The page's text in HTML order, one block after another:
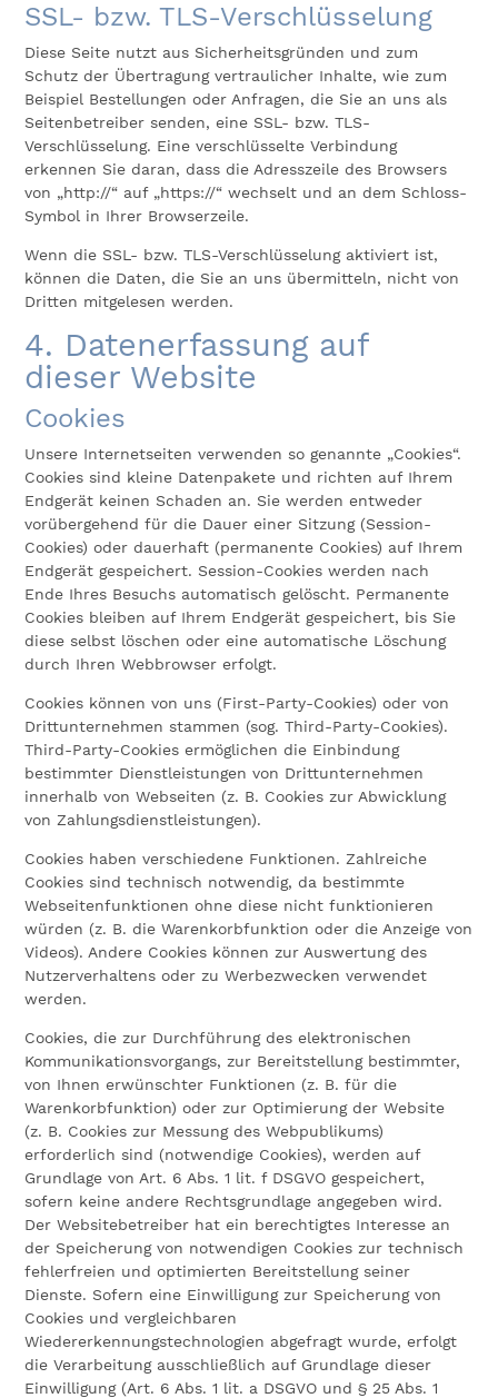
SSL- bzw. TLS-Verschlüsselung
Diese Seite nutzt aus Sicherheitsgründen und zum
Schutz der Übertragung vertraulicher Inhalte, wie zum
Beispiel Bestellungen oder Anfragen, die Sie an uns als
Seitenbetreiber senden, eine SSL- bzw. TLS-
Verschlüsselung. Eine verschlüsselte Verbindung
erkennen Sie daran, dass die Adresszeile des Browsers
von „http://“ auf „https://“ wechselt und an dem Schloss-
Symbol in Ihrer Browserzeile.
Wenn die SSL- bzw. TLS-Verschlüsselung aktiviert ist,
können die Daten, die Sie an uns übermitteln, nicht von
Dritten mitgelesen werden.
4. Datenerfassung auf
dieser Website
Cookies
Unsere Internetseiten verwenden so genannte „Cookies“.
Cookies sind kleine Datenpakete und richten auf Ihrem
Endgerät keinen Schaden an. Sie werden entweder
vorübergehend für die Dauer einer Sitzung (Session-
Cookies) oder dauerhaft (permanente Cookies) auf Ihrem
Endgerät gespeichert. Session-Cookies werden nach
Ende Ihres Besuchs automatisch gelöscht. Permanente
Cookies bleiben auf Ihrem Endgerät gespeichert, bis Sie
diese selbst löschen oder eine automatische Löschung
durch Ihren Webbrowser erfolgt.
Cookies können von uns (First-Party-Cookies) oder von
Drittunternehmen stammen (sog. Third-Party-Cookies).
Third-Party-Cookies ermöglichen die Einbindung
bestimmter Dienstleistungen von Drittunternehmen
innerhalb von Webseiten (z. B. Cookies zur Abwicklung
von Zahlungsdienstleistungen).
Cookies haben verschiedene Funktionen. Zahlreiche
Cookies sind technisch notwendig, da bestimmte
Webseitenfunktionen ohne diese nicht funktionieren
würden (z. B. die Warenkorbfunktion oder die Anzeige von
Videos). Andere Cookies können zur Auswertung des
Nutzerverhaltens oder zu Werbezwecken verwendet
werden.
Cookies, die zur Durchführung des elektronischen
Kommunikationsvorgangs, zur Bereitstellung bestimmter,
von Ihnen erwünschter Funktionen (z. B. für die
Warenkorbfunktion) oder zur Optimierung der Website
(z. B. Cookies zur Messung des Webpublikums)
erforderlich sind (notwendige Cookies), werden auf
Grundlage von Art. 6 Abs. 1 lit. f DSGVO gespeichert,
sofern keine andere Rechtsgrundlage angegeben wird.
Der Websitebetreiber hat ein berechtigtes Interesse an
der Speicherung von notwendigen Cookies zur technisch
fehlerfreien und optimierten Bereitstellung seiner
Dienste. Sofern eine Einwilligung zur Speicherung von
Cookies und vergleichbaren
Wiedererkennungstechnologien abgefragt wurde, erfolgt
die Verarbeitung ausschließlich auf Grundlage dieser
Einwilligung (Art. 6 Abs. 1 lit. a DSGVO und § 25 Abs. 1